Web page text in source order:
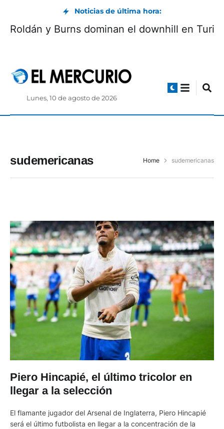
Noticias de última hora:
Roldán y Burns dominan el downhill en Turi
Lunes, 10 de agosto de 2026
sudemericanas Home sudemericanas
Piero Hincapié, el último tricolor en
llegar a la selección
El flamante jugador del Arsenal de Inglaterra, Piero Hincapié
será el último futbolista en llegar a la concentración de la